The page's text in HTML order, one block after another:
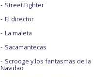
Street Fighter
El director
La maleta
Sacamantecas
Scrooge y los fantasmas de la
Navidad